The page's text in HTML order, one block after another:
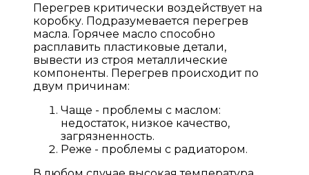
Перегрев критически воздействует на
коробку. Подразумевается перегрев
масла. Горячее масло способно
расплавить пластиковые детали,
вывести из строя металлические
компоненты. Перегрев происходит по
двум причинам:
Чаще - проблемы с маслом:
недостаток, низкое качество,
загрязненность.
Реже - проблемы с радиатором.